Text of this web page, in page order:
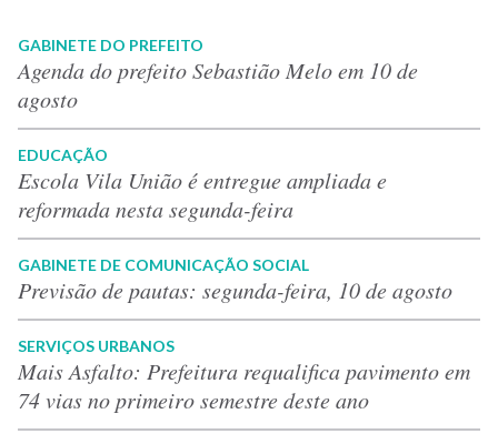
GABINETE DO PREFEITO
Agenda do prefeito Sebastião Melo em 10 de
agosto
EDUCAÇÃO
Escola Vila União é entregue ampliada e
reformada nesta segunda-feira
GABINETE DE COMUNICAÇÃO SOCIAL
Previsão de pautas: segunda-feira, 10 de agosto
SERVIÇOS URBANOS
Mais Asfalto: Prefeitura requalifica pavimento em
74 vias no primeiro semestre deste ano